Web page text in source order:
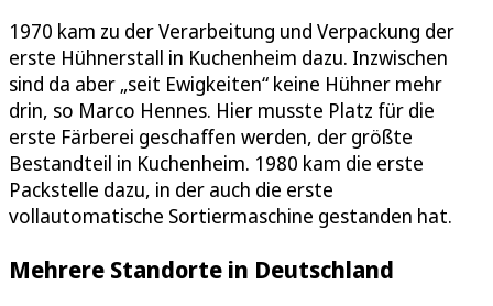
1970 kam zu der Verarbeitung und Verpackung der
erste Hühnerstall in Kuchenheim dazu. Inzwischen
sind da aber „seit Ewigkeiten“ keine Hühner mehr
drin, so Marco Hennes. Hier musste Platz für die
erste Färberei geschaffen werden, der größte
Bestandteil in Kuchenheim. 1980 kam die erste
Packstelle dazu, in der auch die erste
vollautomatische Sortiermaschine gestanden hat.
Mehrere Standorte in Deutschland